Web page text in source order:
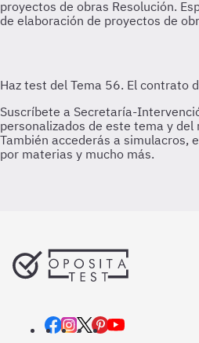
proyectos de obras Resolución.
de elaboración de proyectos de